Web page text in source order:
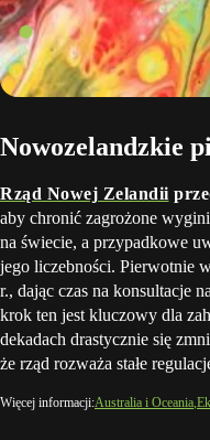
Nowozelandzkie
Rząd Nowej Zelandii
aby chronić zagrożone
na świecie, a przypadkowe
jego liczebności. Pierwotnie
r., dając czas na konsultacje
krok ten jest kluczowy dla
dekadach drastycznie się
że rząd rozważa stałe
Więcej informacji:Australia i Oceania